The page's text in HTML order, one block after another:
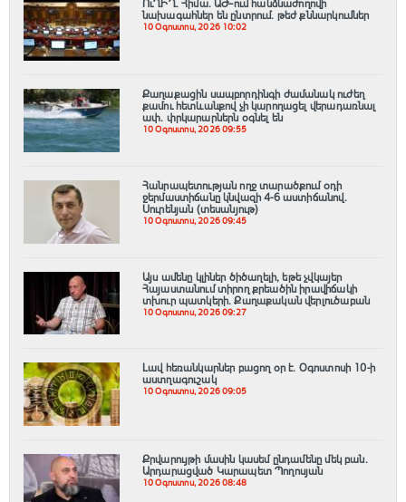
ՈւՂԻՂ. Հիմա․ ԱԺ–ում հանձնաժողովի
նախագահներ են ընտրում․ թեժ քննարկումներ
10 Օգոստոս, 2026 10:02
Քաղաքացին սապբորդինգի ժամանակ ուժեղ
քամու հետևանքով չի կարողացել վերադառնալ
ափ․ փրկարարներն օգնել են
10 Օգոստոս, 2026 09:55
Հանրապետության ողջ տարածքում օդի
ջերմաստիճանը կնվազի 4-6 աստիճանով.
Սուրենյան (տեսանյութ)
10 Օգոստոս, 2026 09:45
Այս ամենը կլիներ ծիծաղելի, եթե չվկայեր
Հայաստանում տիրող քրեածին իրավիճակի
տխուր պատկերի. Քաղաքական վերլուծաբան
10 Օգոստոս, 2026 09:27
Լավ հեռանկարներ բացող օր է․ Օգոստոսի 10-ի
աստղագուշակ
10 Օգոստոս, 2026 09:05
Քրվարույթի մասին կասեմ ընդամենը մեկ բան.
Արդարացված Կարապետ Պողոսյան
10 Օգոստոս, 2026 08:48